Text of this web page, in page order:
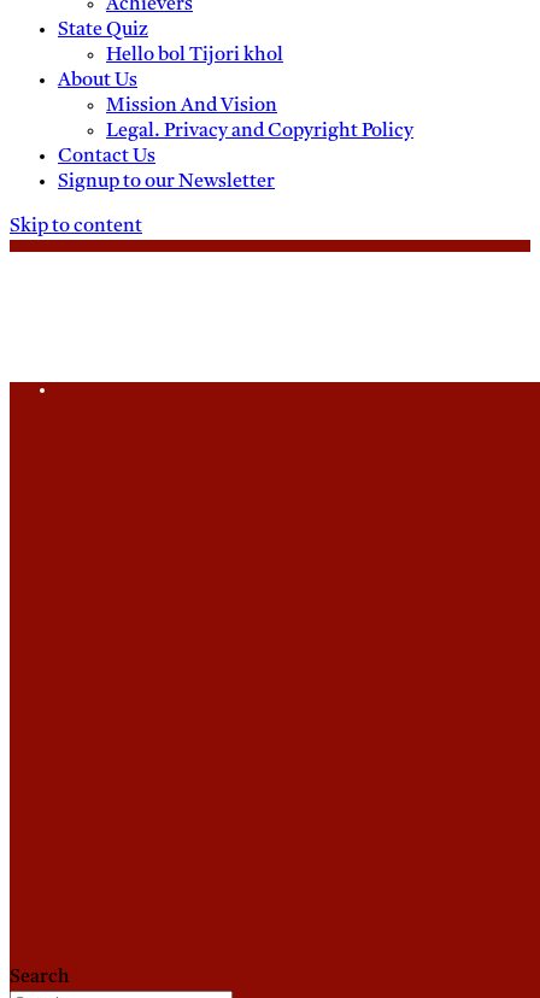
Achievers
State Quiz
Hello bol Tijori khol
About Us
Mission And Vision
Legal. Privacy and Copyright Policy
Contact Us
Signup to our Newsletter
Skip to content
Search